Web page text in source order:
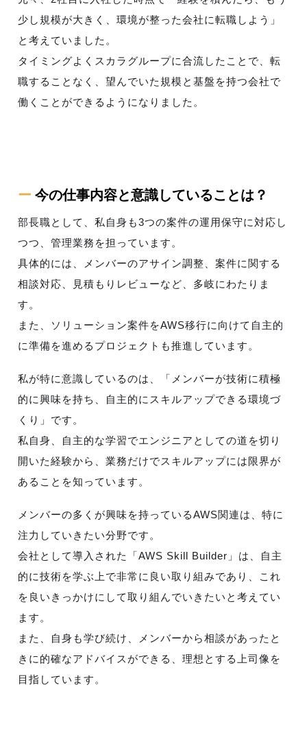
少し規模が大きく、環境が整った会社に転職しよう」
と考えていました。
タイミングよくスカラグループに合流したことで、転
職することなく、望んでいた規模と基盤を持つ会社で
働くことができるようになりました。
ー今の仕事内容と意識していることは？
部長職として、私自身も3つの案件の運用保守に対応し
つつ、管理業務を担っています。
具体的には、メンバーのアサイン調整、案件に関する
相談対応、見積もりレビューなど、多岐にわたりま
す。
また、ソリューション案件をAWS移行に向けて自主的
に準備を進めるプロジェクトも推進しています。
私が特に意識しているのは、「メンバーが技術に積極
的に興味を持ち、自主的にスキルアップできる環境づ
くり」です。
私自身、自主的な学習でエンジニアとしての道を切り
開いた経験から、業務だけでスキルアップには限界が
あることを知っています。
メンバーの多くが興味を持っているAWS関連は、特に
注力していきたい分野です。
会社として導入された「AWS Skill Builder」は、自主
的に技術を学ぶ上で非常に良い取り組みであり、これ
を良いきっかけにして取り組んでいきたいと考えてい
ます。
また、自身も学び続け、メンバーから相談があったと
きに的確なアドバイスができる、理想とする上司像を
目指しています。